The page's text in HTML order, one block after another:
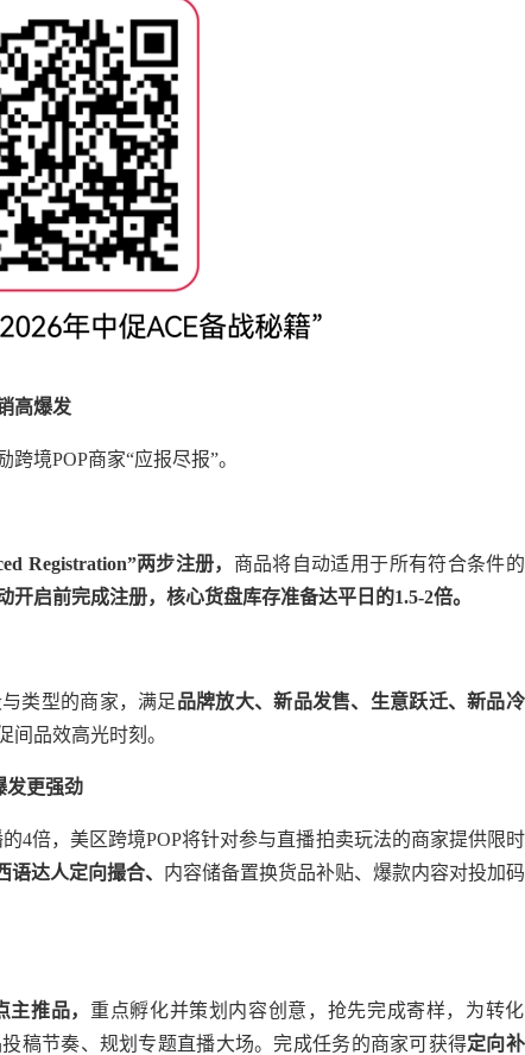
高爆发
境POP商家“应报尽报”。
Registration”两步注册， 商品将自动适用于所有符合条件
开启前完成注册，核心货盘库存准备达平日的1.5-2倍。
类型的商家，满足 品牌放大、新品发售、生意跃迁、新品
间品效高光时刻。
发更强劲
4倍，美区跨境POP将针对参与直播拍卖玩法的商家提供限时
语达人定向撮合、 内容储备置换货品补贴、爆款内容对投加
主推品， 重点孵化并策划内容创意，抢先完成寄样，为转
稿节奏、规划专题直播大场。完成任务的商家可获得定向